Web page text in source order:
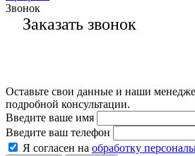
Звонок
Заказать звонок
Оставьте свои данные и наши
подробной консультации.
Введите ваше имя
Введите ваш телефон
Я согласен на обработку